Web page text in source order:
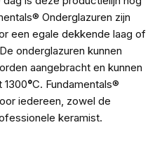
Onderglazuren zijn
een egale dekkende laag of
onderglazuren kunnen
aangebracht en kunnen
1300°C. Fundamentals®
iedereen, zowel de
keramist.